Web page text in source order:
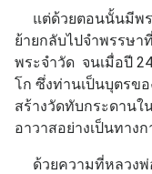
แต่ด้วยตอนนั้นมีพร
ย้ายกลับไปจำพรรษ
พระจำวัด จนเมื่อปี
โก ซึ่งท่านเป็นบุตรข
สร้างวัดทับกระดานใ
อาวาสอย่างเป็นทาง
ด้วยความที่หลวง